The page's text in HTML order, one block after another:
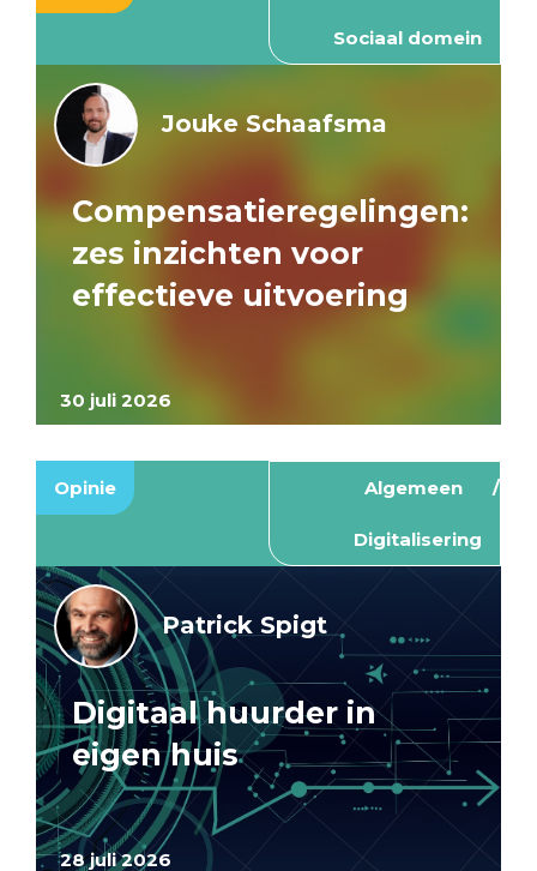
Sociaal domein
30 juli 2026
Jouke Schaafsma
Compensatieregelingen:
zes inzichten voor
effectieve uitvoering
Opinie Algemeen
Digitalisering
28 juli 2026
Patrick Spigt
Digitaal huurder in
eigen huis